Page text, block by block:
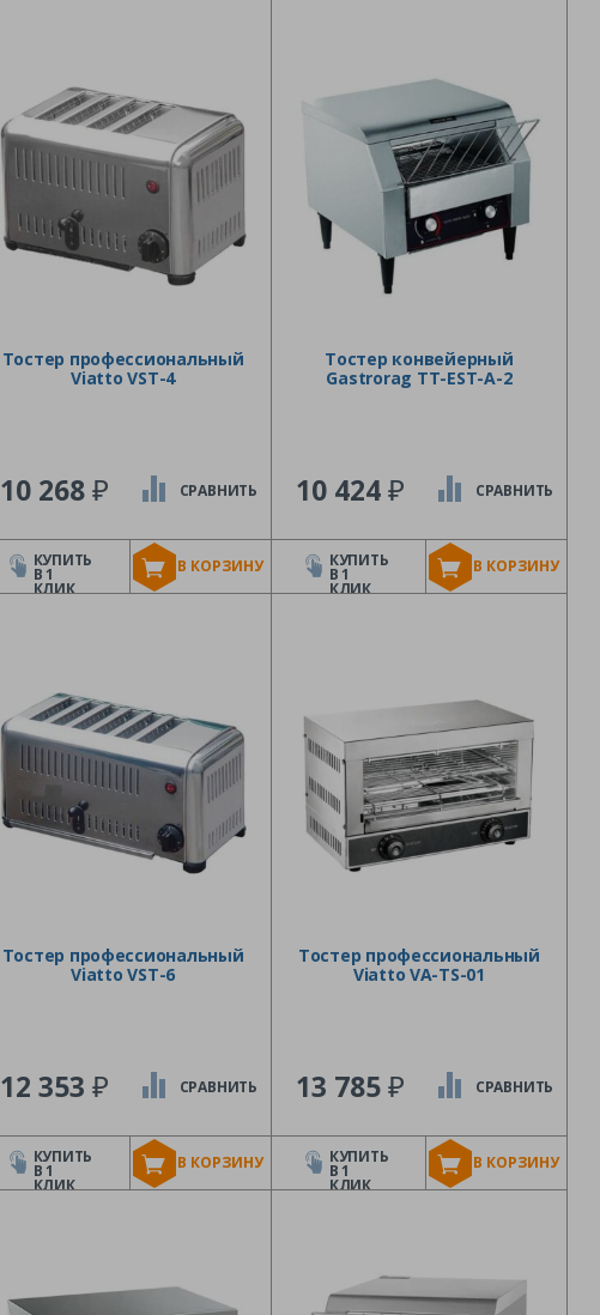
Тостер профессиональный
Viatto VST-4
10 268₽
В КОРЗИНУ
СРАВНИТЬ
КУПИТЬ
В 1
КЛИК
Тостер конвейерный
Gastrorag TT-EST-A-2
10 424₽
В КОРЗИНУ
СРАВНИТЬ
КУПИТЬ
В 1
КЛИК
Тостер профессиональный
Viatto VST-6
12 353 ₽
В КОРЗИНУ
СРАВНИТЬ
КУПИТЬ
В 1
КЛИК
Тостер профессиональный
Viatto VA-TS-01
13 785₽
В КОРЗИНУ
СРАВНИТЬ
КУПИТЬ
В 1
КЛИК